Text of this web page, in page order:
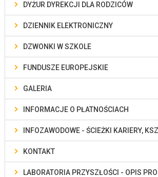
DYŻUR DYREKCJI DLA RODZICÓW
DZIENNIK ELEKTRONICZNY
DZWONKI W SZKOLE
FUNDUSZE EUROPEJSKIE
GALERIA
INFORMACJE O PŁATNOŚCIACH
INFOZAWODOWE - ŚCIEŻKI KARIERY,
KONTAKT
LABORATORIA PRZYSZŁOŚCI - OPIS